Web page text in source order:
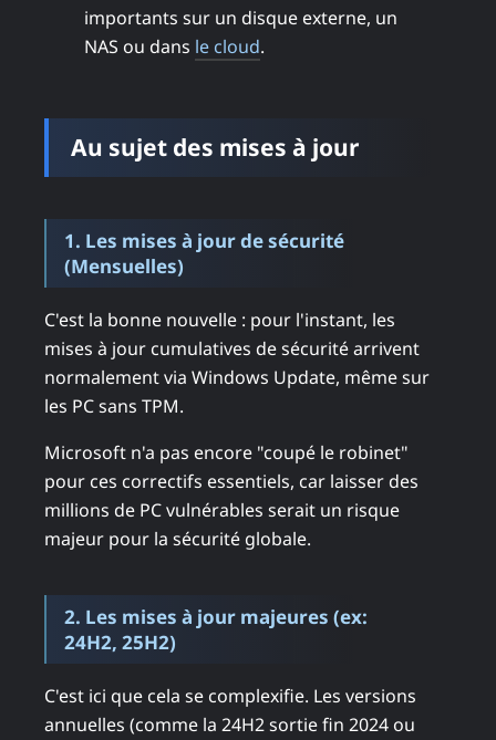
importants sur un disque externe, un
NAS ou dans le cloud.
Au sujet des mises à jour
1. Les mises à jour de sécurité
(Mensuelles)
C'est la bonne nouvelle : pour l'instant, les
mises à jour cumulatives de sécurité arrivent
normalement via Windows Update, même sur
les PC sans TPM.
Microsoft n'a pas encore "coupé le robinet"
pour ces correctifs essentiels, car laisser des
millions de PC vulnérables serait un risque
majeur pour la sécurité globale.
2. Les mises à jour majeures (ex:
24H2, 25H2)
C'est ici que cela se complexifie. Les versions
annuelles (comme la 24H2 sortie fin 2024 ou